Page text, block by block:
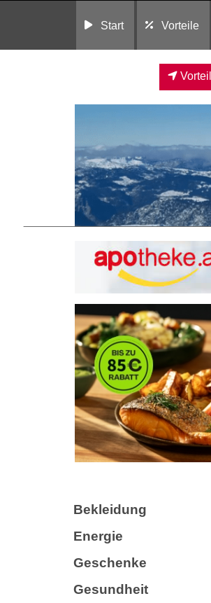
Start Vorteile
Bekleidung
Energie
Geschenke
Gesundheit